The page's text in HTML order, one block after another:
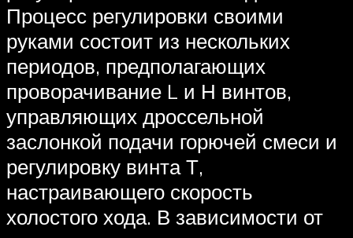
Процесс регулировки своими
руками состоит из нескольких
периодов, предполагающих
проворачивание L и Н винтов,
управляющих дроссельной
заслонкой подачи горючей смеси и
регулировку винта Т,
настраивающего скорость
холостого хода. В зависимости от